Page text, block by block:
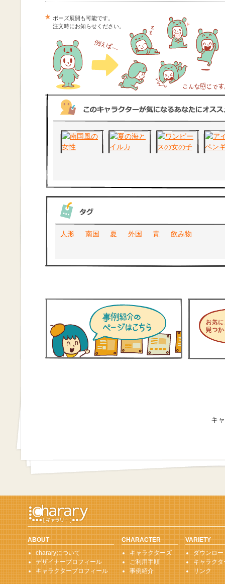
ポーズ展開も可能です。
注文時にお知らせください。
人形 南国 夏 外国 青 飲み物
キ
ABOUT
chararyについて
デザイナープロフィール
キャラクタープロフィール
CHARACTER
キャラクターズ
ご利用手順
事例紹介
VARIETY
ダウンロ
キャラク
リンク